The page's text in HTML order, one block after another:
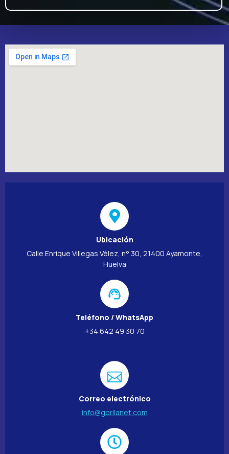
Ubicación
Calle Enrique Villegas Vélez, n° 30, 21400 Ayamonte,
Huelva
Teléfono / WhatsApp
+34 642 49 30 70
Correo electrónico
info@gorilanet.com